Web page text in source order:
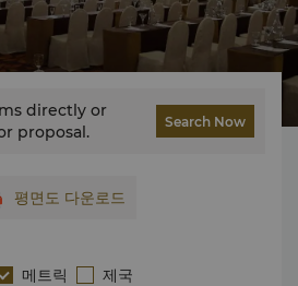
directly or
proposal.
Search Now
평면도 다운로드
메트릭 제국